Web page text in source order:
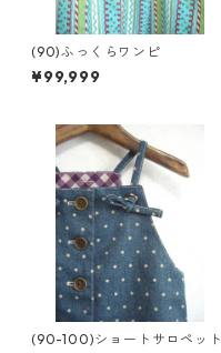
(90)ふっくらワンピ
¥99,999
(90-100)ショートサロペット